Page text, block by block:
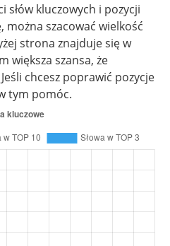
kluczowych i pozycji
szacować wielkość
strona znajduje się w
większa szansa, że
chcesz poprawić pozycje
tym pomóc.